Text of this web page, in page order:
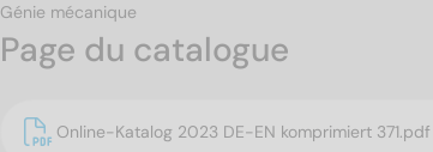
Génie mécanique
Page du catalogue
Online-Katalog 2023 DE-EN komprimiert 371.pdf